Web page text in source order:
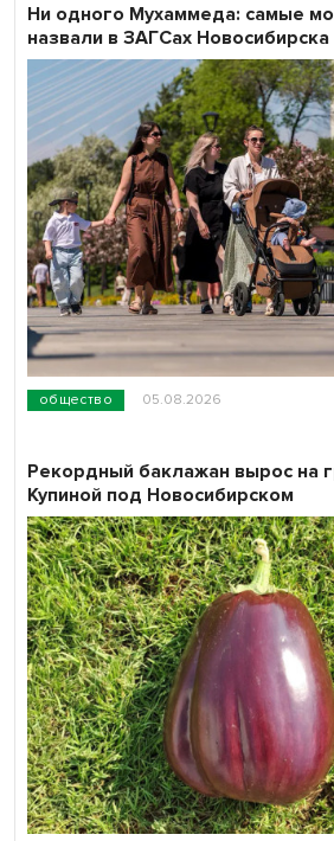
общество 05.08.2026
Ни одного Мухаммеда: самые
назвали в ЗАГСах Новосибирска
Рекордный баклажан вырос на
Купиной под Новосибирском